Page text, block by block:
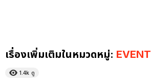
เรื่องเพิ่มเติมในหมวดหมู่: EVENT
1.4k ดู